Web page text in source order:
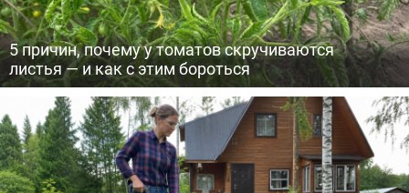
5 причин, почему у томатов скручиваются
листья — и как с этим бороться